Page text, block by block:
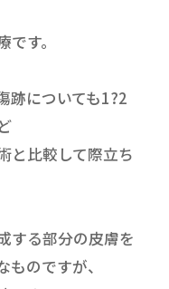
す。
跡についても1?2
と比較して際立ち
する部分の皮膚を
のですが、